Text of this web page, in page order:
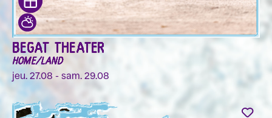
BEGAT THEATER
HOME/LAND
jeu. 27.08 - sam. 29.08